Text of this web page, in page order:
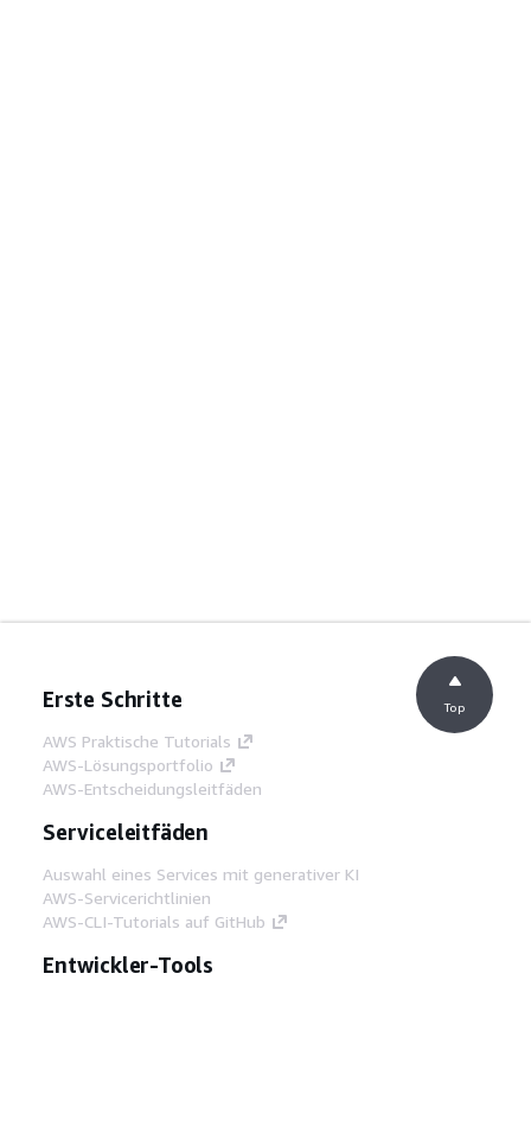
Erste Schritte
AWS Praktische Tutorials
AWS-Lösungsportfolio
AWS-Entscheidungsleitfäden
Serviceleitfäden
Auswahl eines Services mit generativer KI
AWS-Servicerichtlinien
AWS-CLI-Tutorials auf GitHub
Entwickler-Tools
Top